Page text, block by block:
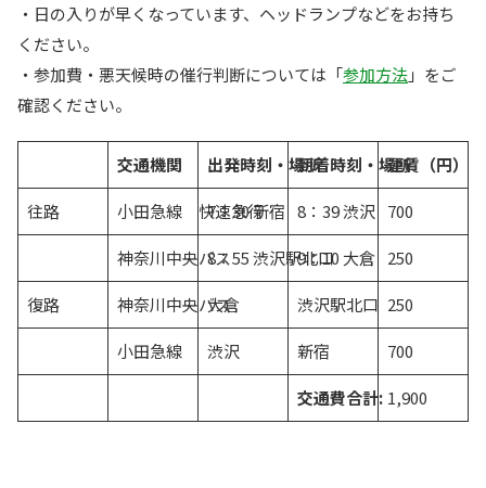
・日の入りが早くなっています、ヘッドランプなどをお持ち
ください。
・参加費・悪天候時の催行判断については「参加方法」をご
確認ください。
交通機関 出発時刻・場所到着時刻・場所運賃（円）
往路 小田急線 快速急行
7：30 新宿 8：39 渋沢 700
神奈川中央バス8：55 渋沢駅北口9：10 大倉 250
復路 神奈川中央バス
大倉 渋沢駅北口 250
小田急線 渋沢 新宿 700
交通費合計: 1,900